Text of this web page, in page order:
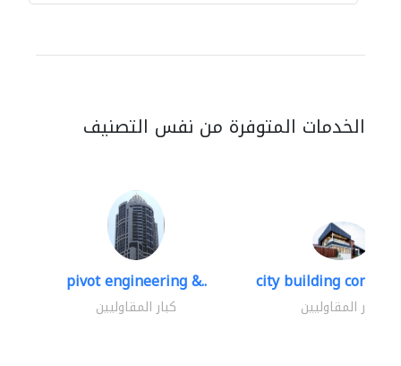
الخدمات المتوفرة من نفس التصنيف
pivot engineering &..
كبار المقاوليين
city building
كبار المقاوليين